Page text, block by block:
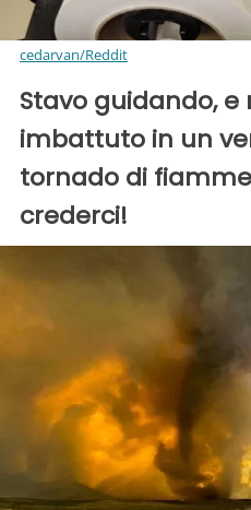
cedarvan/Reddit
Stavo guidando, e
imbattuto in un
tornado di
crederci!